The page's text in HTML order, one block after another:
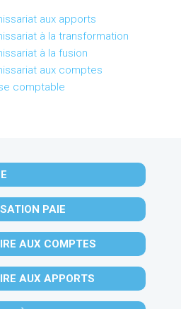
aux apports
à la transformation
à la fusion
aux comptes
comptable
PAIE
AUX COMPTES
AUX APPORTS